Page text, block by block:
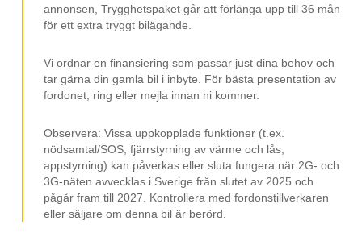
annonsen, Trygghetspaket går att förlänga upp till 36 mån
för ett extra tryggt bilägande.
Vi ordnar en finansiering som passar just dina behov och
tar gärna din gamla bil i inbyte. För bästa presentation av
fordonet, ring eller mejla innan ni kommer.
Observera: Vissa uppkopplade funktioner (t.ex.
nödsamtal/SOS, fjärrstyrning av värme och lås,
appstyrning) kan påverkas eller sluta fungera när 2G- och
3G-näten avvecklas i Sverige från slutet av 2025 och
pågår fram till 2027. Kontrollera med fordonstillverkaren
eller säljare om denna bil är berörd.